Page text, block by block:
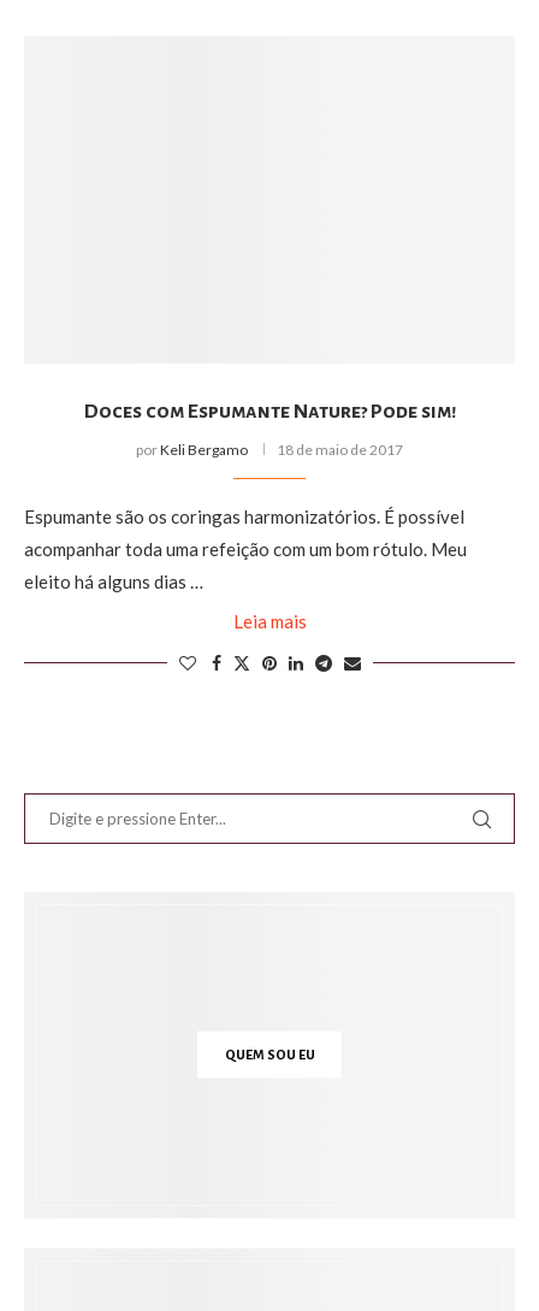
Doces com Espumante Nature? Pode sim!
porKeli Bergamo 18 de maio de 2017
Espumante são os coringas harmonizatórios. É possível
acompanhar toda uma refeição com um bom rótulo. Meu
eleito há alguns dias …
Leia mais
QUEM SOU EU